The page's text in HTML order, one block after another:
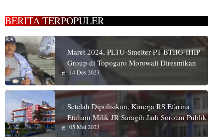
BERITA TERPOPULER
Maret 2024, PLTU-Smelter PT BTIIG-IHIP
Group di Topogaro Morowali Diresmikan
14 Des 2023
Setelah Dipolisikan, Kinerja RS Efarina
Etaham Milik JR Saragih Jadi Sorotan Publik
05 Mei 2023